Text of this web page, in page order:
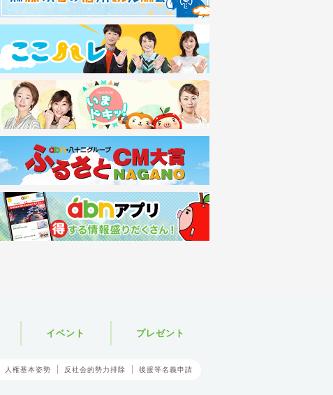
イベント プレゼント
人権基本姿勢 反社会的勢力排除 後援等名義申請